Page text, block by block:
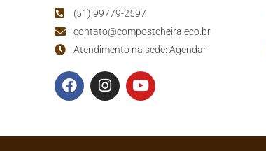
(51) 99779-2597
contato@compostcheira.eco.br
Atendimento na sede: Agendar